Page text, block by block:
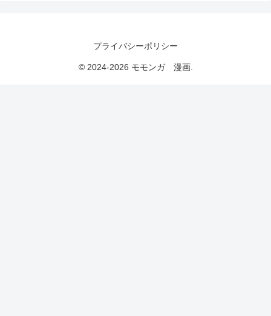
プライバシーポリシー
© 2024-2026 モモンガ 漫画.